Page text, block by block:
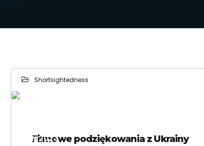
Shortsightedness
JUN 2023
Filmowe podziękowania z Ukrainy